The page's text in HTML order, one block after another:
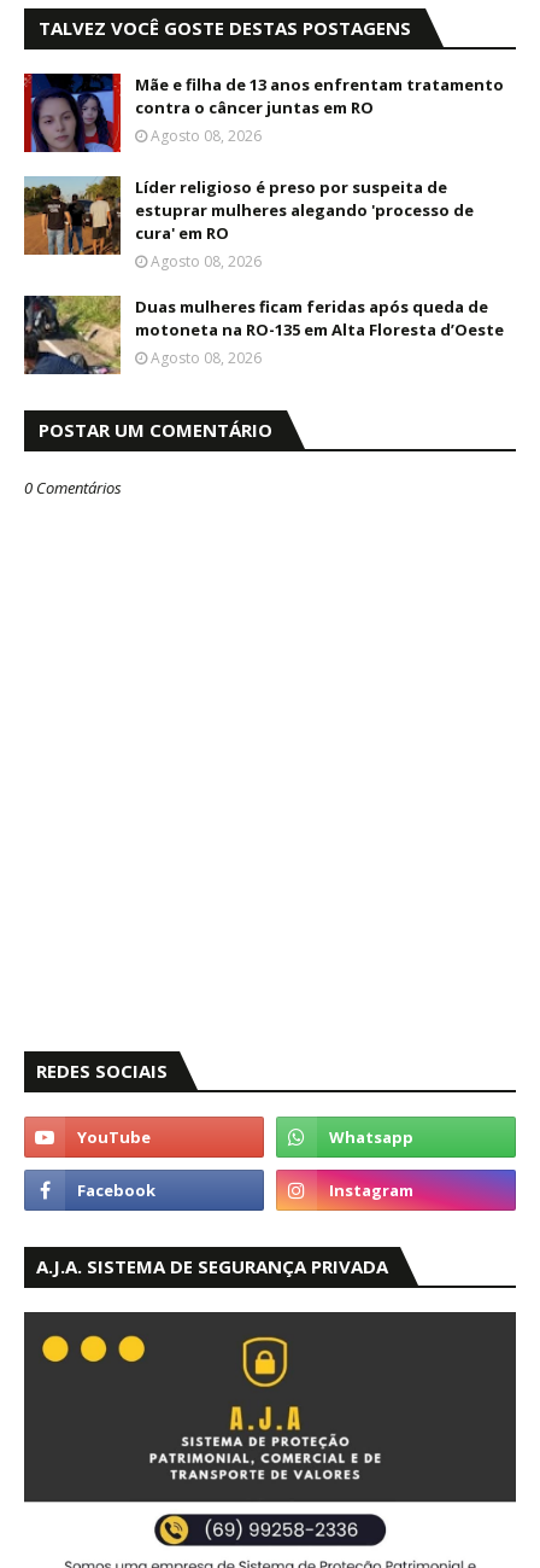
TALVEZ VOCÊ GOSTE DESTAS POSTAGENS
Mãe e filha de 13 anos enfrentam tratamento
contra o câncer juntas em RO
Agosto 08, 2026
Líder religioso é preso por suspeita de
estuprar mulheres alegando 'processo de
cura' em RO
Agosto 08, 2026
Duas mulheres ficam feridas após queda de
motoneta na RO-135 em Alta Floresta d’Oeste
Agosto 08, 2026
POSTAR UM COMENTÁRIO
0 Comentários
REDES SOCIAIS
A.J.A. SISTEMA DE SEGURANÇA PRIVADA